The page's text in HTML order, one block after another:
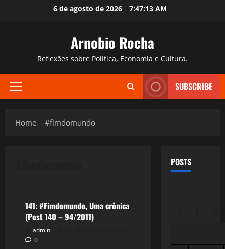
6 de agosto de 2026 7:47:14 AM
Arnobio Rocha
Reflexões sobre Política, Economia e Cultura.
Primary
SUBSCRIBE
Home #fimdomundo
141: #Fimdomundo, Uma crônica
(Post 140 – 94/2011)
admin
0
POSTS